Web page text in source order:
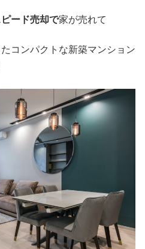
ード売却で家が売れて
コンパクトな新築マンション